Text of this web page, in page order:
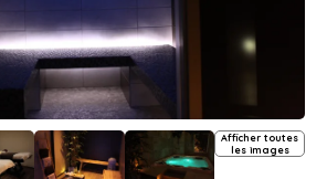
Afficher toutes
les images